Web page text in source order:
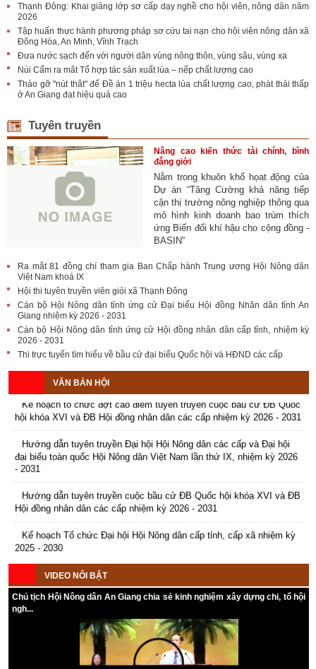
Thạnh Đông: Khai giảng lớp sơ cấp dạy nghề cho hội viên, nông dân năm
2026
Tập huấn thực hành phương pháp sơ cứu tai nạn cho hội viên nông dân xã
Đông Hòa, An Minh, Vĩnh Trạch
Đưa nước sạch đến với người dân vùng nông thôn, vùng sâu, vùng xa
Núi Cấm ra mắt Tổ hợp tác sản xuất lúa – nếp chất lượng cao
Tháo gỡ "nút thắt" để Đề án 1 triệu hecta lúa chất lượng cao, phát thải thấp
ở An Giang đạt hiệu quả cao
Tuyên truyền
Nâng cao kiến thức tài chính, bình
đẳng giới
Nằm trong khuôn khổ họat động của
Dự án “Tăng Cường khả năng tiếp
cận thị trường nông nghiệp thông qua
mô hình kinh doanh bao trùm thích
ứng Biến đổi khí hậu cho cộng đồng -
BASIN”
Ra mắt 81 đồng chí tham gia Ban Chấp hành Trung ương Hội Nông dân
Việt Nam khoá IX
Hội thi tuyên truyền viên giỏi xã Thạnh Đông
Cán bộ Hội Nông dân tỉnh ứng cử Đại biểu Hội đồng Nhân dân tỉnh An
Giang nhiệm kỳ 2026 - 2031
Cán bộ Hội Nông dân tỉnh ứng cử Hội đồng nhân dân cấp tỉnh, nhiệm kỳ
2026 - 2031
Thi trực tuyến tìm hiểu về bầu cử đại biểu Quốc hội và HĐND các cấp
VĂN BẢN HỘI
Kế hoạch tổ chức Hội chợ triển lãm Nông nghiệp - Thương mại sản
phẩm nông thôn tiêu biểu tỉnh An Giang năm 2026
Kế hoạch tổ chức đợt cao điểm tuyên truyền cuộc bầu cử ĐB Quốc
Hướng dẫn tuyên truyền Đại hội Hội Nông dân các cấp và Đại hội
đại biểu toàn quốc Hội Nông dân Việt Nam lần thứ IX, nhiệm kỳ 2026
- 2031
Hội đồng nhân dân các cấp nhiệm kỳ 2026 - 2031
Kế hoạch Tổ chức Đại hội Hội Nông dân cấp tỉnh, cấp xã nhiệm kỳ
2025 - 2030
VIDEO NỔI BẬT
Chủ tịch Hội Nông dân An Giang chia sẻ kinh nghiệm xây dựng chi, tổ hội
ngh...